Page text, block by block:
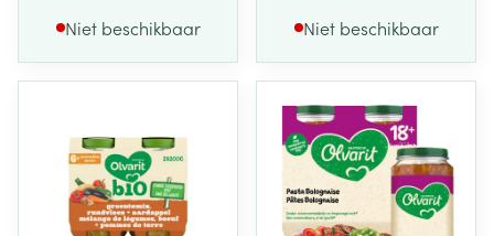
Niet beschikbaar Niet beschikbaar